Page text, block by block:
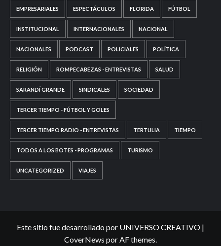
EMPRESARIALES ESPECTÁCULOS FLORIDA FÚTBOL
INSTITUCIONAL INTERNACIONALES NACIONAL
NACIONALES PODCAST POLICIALES POLÍTICA
RELIGIÓN ROMPECABEZAS - ENTREVISTAS SALUD
SARANDÍ GRANDE SINDICALES SOCIEDAD
TERCER TIEMPO - FÚTBOL Y GOLES
TERCER TIEMPO RADIO - ENTREVISTAS TERTULIA TIEMPO
TODOS A LOS BOTES - PROGRAMAS TURISMO
UNCATEGORIZED VIAJES
Este sitio fue desarrollado por UNIVERSO CREATIVO |
CoverNews por AF themes.